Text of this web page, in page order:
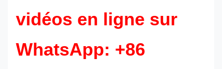
vidéos en ligne sur
WhatsApp: +86